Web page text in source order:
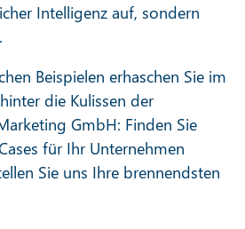
Intelligenz auf, sondern
Beispielen erhaschen Sie im
die Kulissen der
GmbH: Finden Sie
für Ihr Unternehmen
Sie uns Ihre brennendsten